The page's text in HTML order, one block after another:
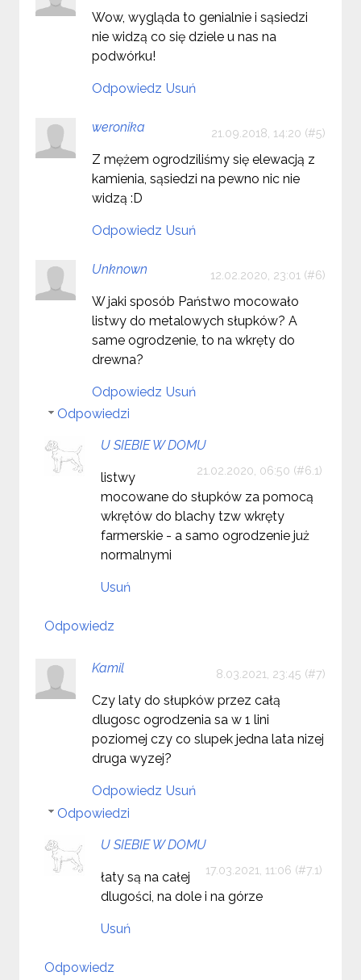
Wow, wygląda to genialnie i sąsiedzi
nie widzą co się dziele u nas na
podwórku!
Odpowiedz Usuń
weronika 21.09.2018, 14:20
Z mężem ogrodziliśmy się elewacją z
kamienia, sąsiedzi na pewno nic nie
widzą :D
Odpowiedz Usuń
Unknown 12.02.2020, 23:01
W jaki sposób Państwo mocowało
listwy do metalowych słupków? A
same ogrodzenie, to na wkręty do
drewna?
Odpowiedz Usuń
Odpowiedzi
U SIEBIE W DOMU
21.02.2020, 06:50
listwy
mocowane do słupków za pomocą
wkrętów do blachy tzw wkręty
farmerskie - a samo ogrodzenie już
normalnymi
Usuń
Odpowiedz
Kamil 8.03.2021, 23:45
Czy laty do słupków przez całą
dlugosc ogrodzenia sa w 1 lini
poziomej czy co slupek jedna lata nizej
druga wyzej?
Odpowiedz Usuń
Odpowiedzi
U SIEBIE W DOMU
17.03.2021, 11:06
łaty są na całej
dlugości, na dole i na górze
Usuń
Odpowiedz